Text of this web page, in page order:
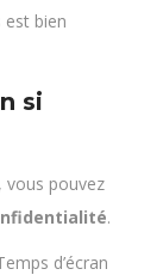
bien
si
vous pouvez
.
d’écran